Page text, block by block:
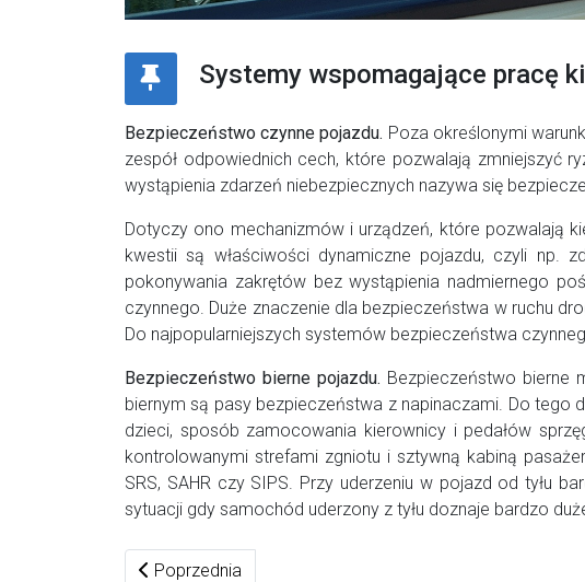
Systemy wspomagające pracę
Bezpieczeństwo czynne pojazdu. Poza określonymi
zespół odpowiednich cech, które pozwalają zmniejszyć
wystąpienia zdarzeń niebezpiecznych nazywa się
Dotyczy ono mechanizmów i urządzeń, które pozwalają
kwestii są właściwości dynamiczne pojazdu, czyli np.
pokonywania zakrętów bez wystąpienia nadmiernego
czynnego. Duże znaczenie dla bezpieczeństwa w ruchu
Do najpopularniejszych systemów bezpieczeństwa
Bezpieczeństwo bierne pojazdu. Bezpieczeństwo bierne
biernym są pasy bezpieczeństwa z napinaczami. Do tego
dzieci, sposób zamocowania kierownicy i pedałów
kontrolowanymi strefami zgniotu i sztywną kabiną
SRS, SAHR czy SIPS. Przy uderzeniu w pojazd od tyłu
sytuacji gdy samochód uderzony z tyłu doznaje bardzo
Poprzednia strona: Czynności i zadania kierowcy
Poprzednia